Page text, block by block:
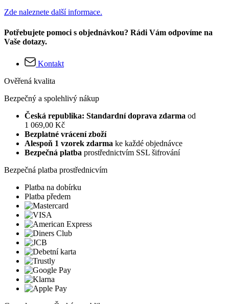
Zde naleznete další informace.
Potřebujete pomoci s objednávkou? Rádi Vám odpovíme na
Vaše dotazy.
Kontakt
Ověřená kvalita
Bezpečný a spolehlivý nákup
Česká republika: Standardní doprava zdarma od
1 069,00 Kč
Bezplatné vrácení zboží
Alespoň 1 vzorek zdarma ke každé objednávce
Bezpečná platba prostřednictvím SSL šifrování
Bezpečná platba prostřednicvím
Platba na dobírku
Platba předem